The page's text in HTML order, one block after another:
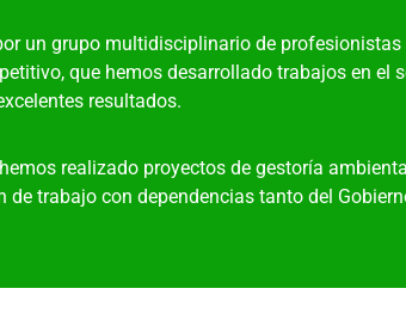
un grupo multidisciplinario de
que hemos desarrollado trabajos en el
resultados.
realizado proyectos de gestoría
de trabajo con dependencias tanto del